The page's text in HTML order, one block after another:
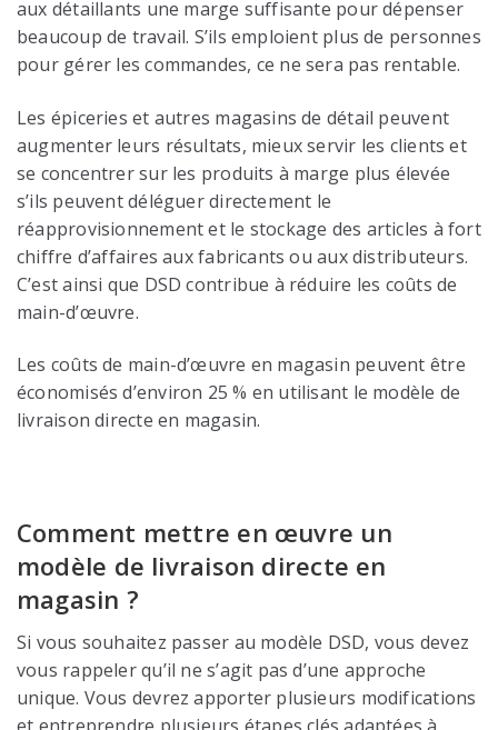
aux détaillants une marge suffisante pour dépenser
beaucoup de travail. S’ils emploient plus de personnes
pour gérer les commandes, ce ne sera pas rentable.
Les épiceries et autres magasins de détail peuvent
augmenter leurs résultats, mieux servir les clients et
se concentrer sur les produits à marge plus élevée
s’ils peuvent déléguer directement le
réapprovisionnement et le stockage des articles à fort
chiffre d’affaires aux fabricants ou aux distributeurs.
C’est ainsi que DSD contribue à réduire les coûts de
main-d’œuvre.
Les coûts de main-d’œuvre en magasin peuvent être
économisés d’environ 25 % en utilisant le modèle de
livraison directe en magasin.
Comment mettre en œuvre un
modèle de livraison directe en
magasin ?
Si vous souhaitez passer au modèle DSD, vous devez
vous rappeler qu’il ne s’agit pas d’une approche
unique. Vous devrez apporter plusieurs modifications
et entreprendre plusieurs étapes clés adaptées à